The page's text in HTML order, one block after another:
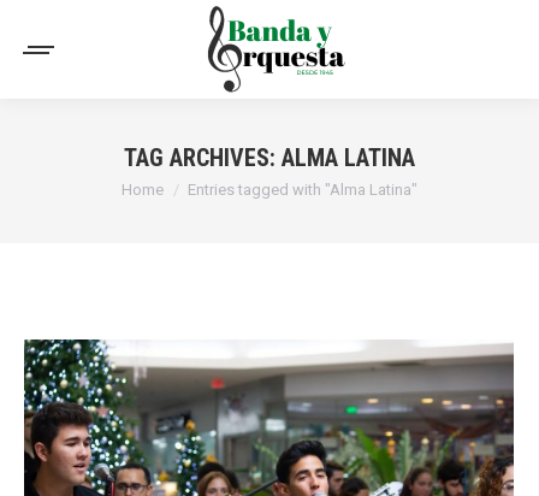
TAG ARCHIVES: ALMA LATINA
You are here:
Home Entries tagged with "Alma Latina"